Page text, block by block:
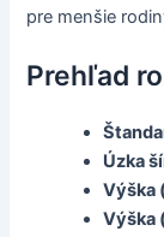
pre menšie
Prehľad
Úzka
Výška
Výška